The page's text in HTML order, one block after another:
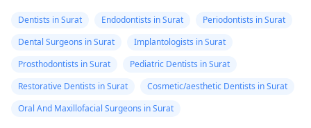
Dentists in Surat Endodontists in Surat
Periodontists in Surat
Dental Surgeons in Surat
Implantologists in Surat
Prosthodontists in Surat
Pediatric Dentists in Surat
Restorative Dentists in Surat
Cosmetic/aesthetic Dentists in Surat
Oral And Maxillofacial Surgeons in Surat